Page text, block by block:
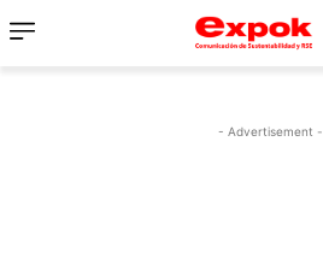
- Advertisement -